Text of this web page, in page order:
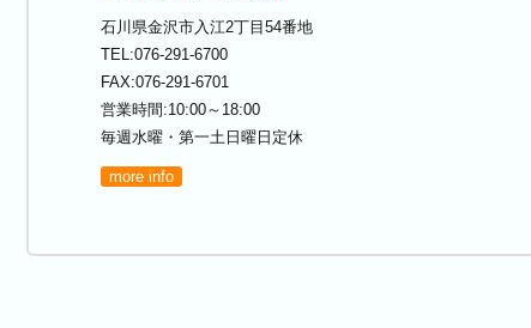
石川県金沢市入江2丁目54番地
TEL:076-291-6700
FAX:076-291-6701
営業時間:10:00～18:00
毎週水曜・第一土日曜日定休
more info